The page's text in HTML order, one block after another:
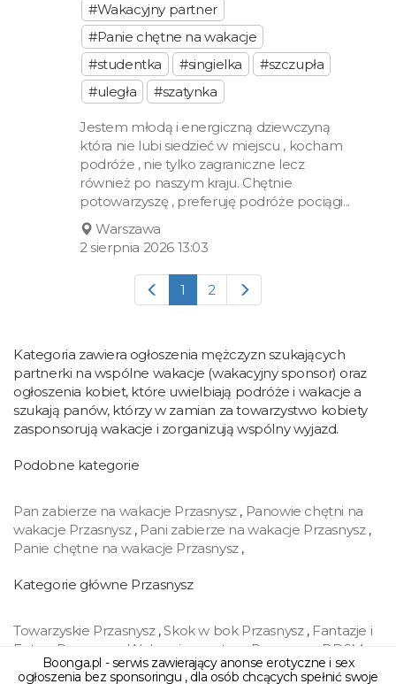
Boonga.pl - serwis zawierający anonse erotyczne i sex
ogłoszenia bez sponsoringu , dla osób chcących spełnić swoje
#Wakacyjny partner
#Panie chętne na wakacje
#studentka
#singielka
#szczupła
#uległa
#szatynka
Jestem młodą i energiczną dziewczyną
która nie lubi siedzieć w miejscu , kocham
podróże , nie tylko zagraniczne lecz
również po naszym kraju. Chętnie
potowarzyszę , preferuję podróże pociągi...
Warszawa
2 sierpnia 2026 13:03
1 2
Kategoria zawiera ogłoszenia mężczyzn szukających
partnerki na wspólne wakacje (wakacyjny sponsor) oraz
ogłoszenia kobiet, które uwielbiają podróże i wakacje a
szukają panów, którzy w zamian za towarzystwo kobiety
zasponsorują wakacje i zorganizują wspólny wyjazd.
Podobne kategorie
Pan zabierze na wakacje Przasnysz , Panowie chętni na
wakacje Przasnysz , Pani zabierze na wakacje Przasnysz ,
Panie chętne na wakacje Przasnysz ,
Kategorie główne Przasnysz
Towarzyskie Przasnysz ,Skok w bok Przasnysz , Fantazje i
Fetysz Przasnysz
,Wakacyjny partner Przasnysz
BDSM
Przasnysz,Swingers Przasnysz,Cybersex Przasnysz,